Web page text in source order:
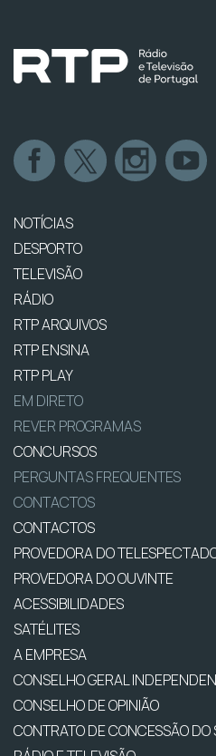
NOTÍCIAS
DESPORTO
TELEVISÃO
RÁDIO
RTP ARQUIVOS
RTP ENSINA
RTP PLAY
EM DIRETO
REVER PROGRAMAS
CONCURSOS
PERGUNTAS FREQUENTES
CONTACTOS
CONTACTOS
PROVEDORA DO
PROVEDORA DO OUVINTE
ACESSIBILIDADES
SATÉLITES
A EMPRESA
CONSELHO GERAL
CONSELHO DE OPINIÃO
CONTRATO DE CONCESSÃO DO